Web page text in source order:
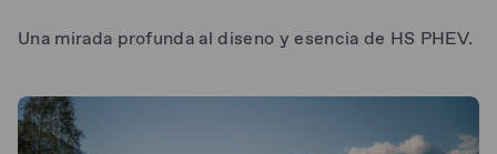
Una mirada profunda al diseno y esencia de HS PHEV.